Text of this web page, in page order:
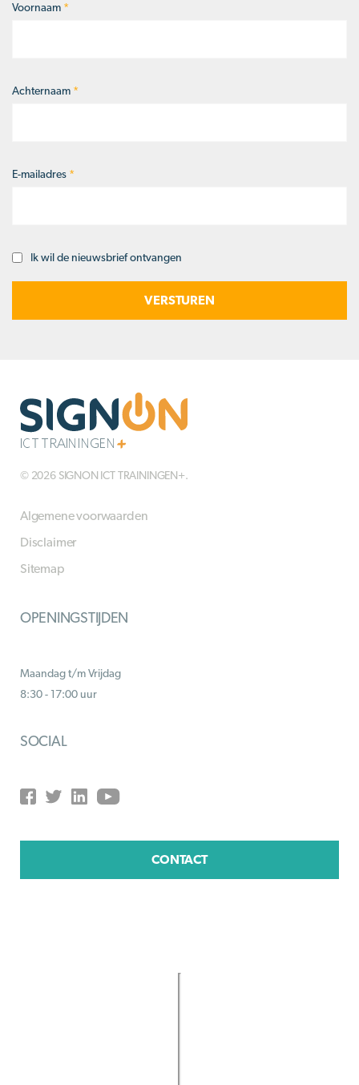
Naam*
Voornaam *
Achternaam *
E-mailadres *
Opt-Ik wil de nieuwsbrief ontvangen
© 2026 SIGNON ICT TRAININGEN+.
Algemene voorwaarden
Disclaimer
Sitemap
OPENINGSTIJDEN
Maandag t/m Vrijdag
8:30 - 17:00 uur
SOCIAL
CONTACT